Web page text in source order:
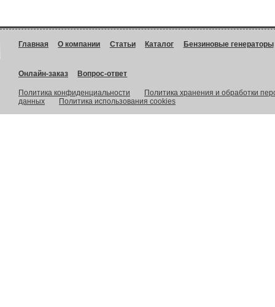
Главная О компании Статьи Каталог Бензиновые генераторы
Онлайн-заказ Вопрос-ответ
Политика конфиденциальности
Политика хранения и обработки
данных
Политика использования cookies